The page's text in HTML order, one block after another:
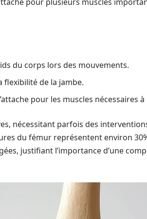
du corps lors des mouvements.
flexibilité de la jambe.
pour les muscles nécessaires
nécessitant parfois des
du fémur représentent environ
justifiant l’importance d’une